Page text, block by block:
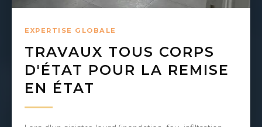
EXPERTISE GLOBALE
TRAVAUX TOUS CORPS
D'ÉTAT POUR LA REMISE
EN ÉTAT